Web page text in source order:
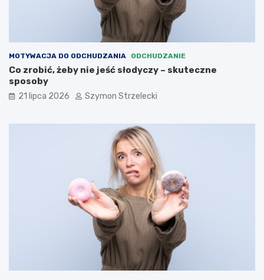
MOTYWACJA DO ODCHUDZANIA ODCHUDZANIE
Co zrobić, żeby nie jeść słodyczy – skuteczne
sposoby
21 lipca 2026 Szymon Strzelecki